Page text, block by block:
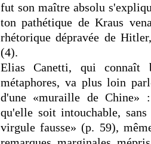
fut son maître absolu
ton pathétique de Kraus
rhétorique dépravée de
(4).
Elias Canetti, qui
métaphores, va plus loin
d'une «muraille de Chine»
qu'elle soit intouchable,
virgule fausse» (p. 59),